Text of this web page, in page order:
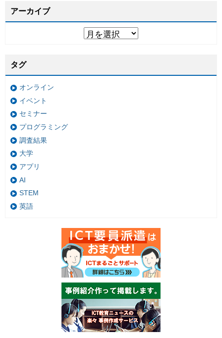
アーカイブ
タグ
オンライン
イベント
セミナー
プログラミング
調査結果
大学
アプリ
AI
STEM
英語